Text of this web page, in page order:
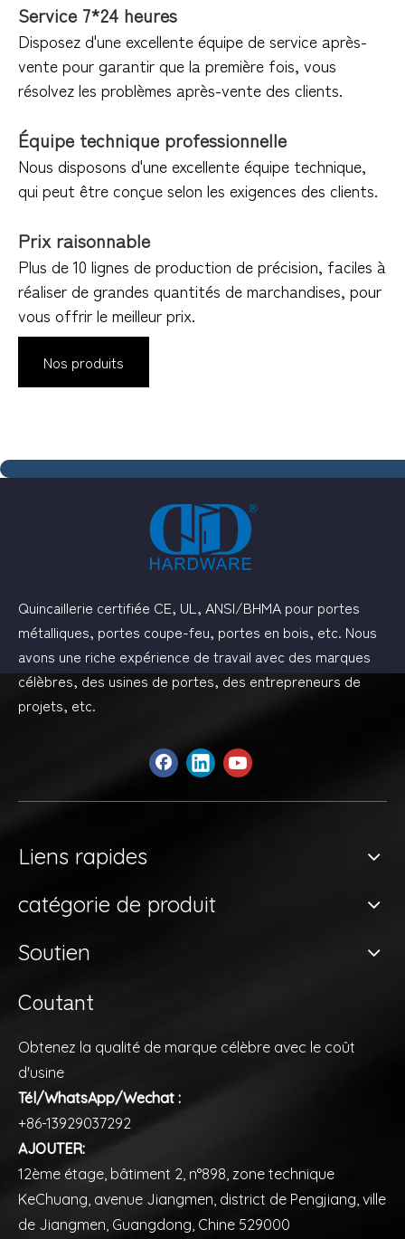
Service 7*24 heures
Disposez d'une excellente équipe de service après-
vente pour garantir que la première fois, vous
résolvez les problèmes après-vente des clients.
Équipe technique professionnelle
Nous disposons d'une excellente équipe technique,
qui peut être conçue selon les exigences des clients.
Prix ​​raisonnable
Plus de 10 lignes de production de précision, faciles à
réaliser de grandes quantités de marchandises, pour
vous offrir le meilleur prix.​​​​​​​
Nos produits
Quincaillerie certifiée CE, UL, ANSI/BHMA pour portes
métalliques, portes coupe-feu, portes en bois, etc. Nous
avons une riche expérience de travail avec des marques
célèbres, des usines de portes, des entrepreneurs de
projets, etc.
Liens rapides
catégorie de produit
Soutien
Coutant
Obtenez la qualité de marque célèbre avec le coût
d'usine
Tél/WhatsApp/Wechat :
+86-13929037292
AJOUTER:
12ème étage, bâtiment 2, n°898, zone technique
KeChuang, avenue Jiangmen, district de Pengjiang, ville
de Jiangmen, Guangdong, Chine 529000